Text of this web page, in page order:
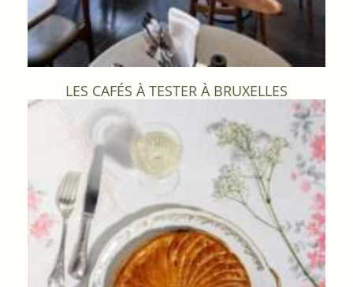
LES CAFÉS À TESTER À BRUXELLES